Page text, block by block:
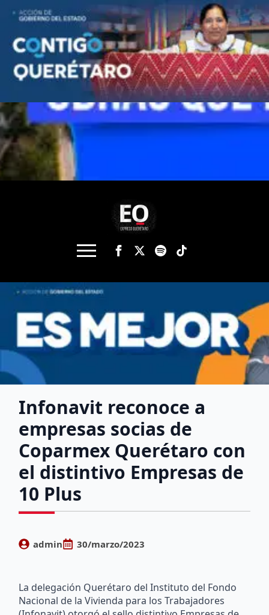
Infonavit reconoce a
empresas socias de
Coparmex Querétaro con
el distintivo Empresas de
10 Plus
admin 30/marzo/2023
La delegación Querétaro del Instituto del Fondo
Nacional de la Vivienda para los Trabajadores